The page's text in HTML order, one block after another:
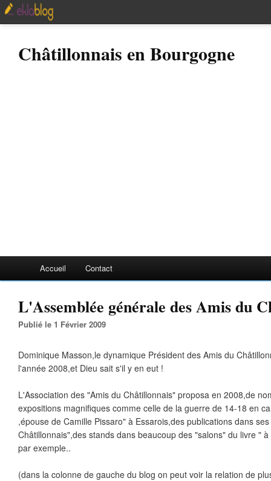
Châtillonnais en Bourgogne
Accueil Contact
L'Assemblée générale des Amis du
Publié le 1 Février 2009
Dominique Masson,le dynamique Président des Amis du
l'année 2008,et Dieu sait s'il y en eut !
L'Association des "Amis du Châtillonnais" proposa en 2008,de
expositions magnifiques comme celle de la guerre de 14-18 en
,épouse de Camille Pissaro" à Essarois,des publications dans
Châtillonnais",des stands dans beaucoup des "salons" du livre "
par exemple..
(dans la colonne de gauche du blog on peut voir la relation de